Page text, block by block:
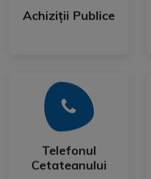
Achiziții Publice
Achiziții Publice
Telefonul
Cetateanului
Telefonul
Cetateanului
Mai Mult